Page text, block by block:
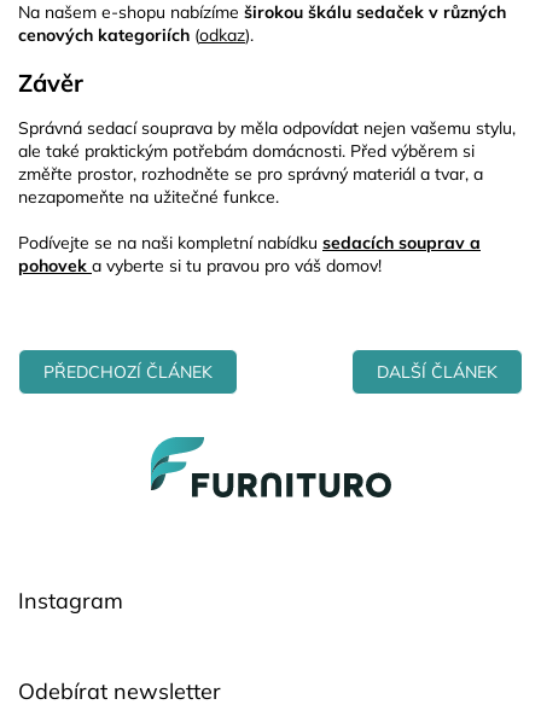
Na našem e-shopu nabízíme širokou škálu sedaček v různých
cenových kategoriích (odkaz).
Závěr
Správná sedací souprava by měla odpovídat nejen vašemu stylu,
ale také praktickým potřebám domácnosti. Před výběrem si
změřte prostor, rozhodněte se pro správný materiál a tvar, a
nezapomeňte na užitečné funkce.
Podívejte se na naši kompletní nabídku sedacích souprav a
pohovek a vyberte si tu pravou pro váš domov!
PŘEDCHOZÍ ČLÁNEK DALŠÍ ČLÁNEK
Instagram
Odebírat newsletter